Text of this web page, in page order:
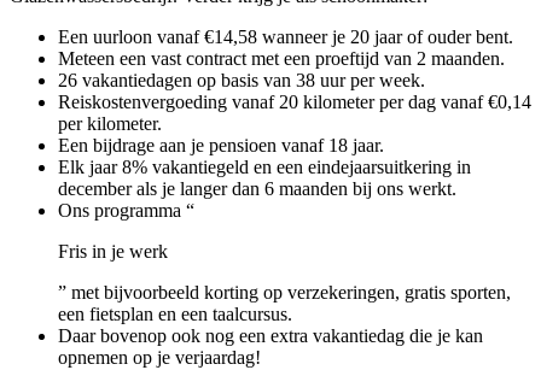
Een uurloon vanaf €14,58 wanneer je 20 jaar of ouder bent.
Meteen een vast contract met een proeftijd van 2 maanden.
26 vakantiedagen op basis van 38 uur per week.
Reiskostenvergoeding vanaf 20 kilometer per dag vanaf €0,14
per kilometer.
Een bijdrage aan je pensioen vanaf 18 jaar.
Elk jaar 8% vakantiegeld en een eindejaarsuitkering in
december als je langer dan 6 maanden bij ons werkt.
Ons programma “
Fris in je werk
” met bijvoorbeeld korting op verzekeringen, gratis sporten,
een fietsplan en een taalcursus.
Daar bovenop ook nog een extra vakantiedag die je kan
opnemen op je verjaardag!